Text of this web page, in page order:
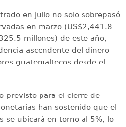
en julio no solo sobrepasó
en marzo (US$2,441.8
millones) de este año,
ascendente del dinero
guatemaltecos desde el
previsto para el cierre de
han sostenido que el
se ubicará en torno al 5%, lo